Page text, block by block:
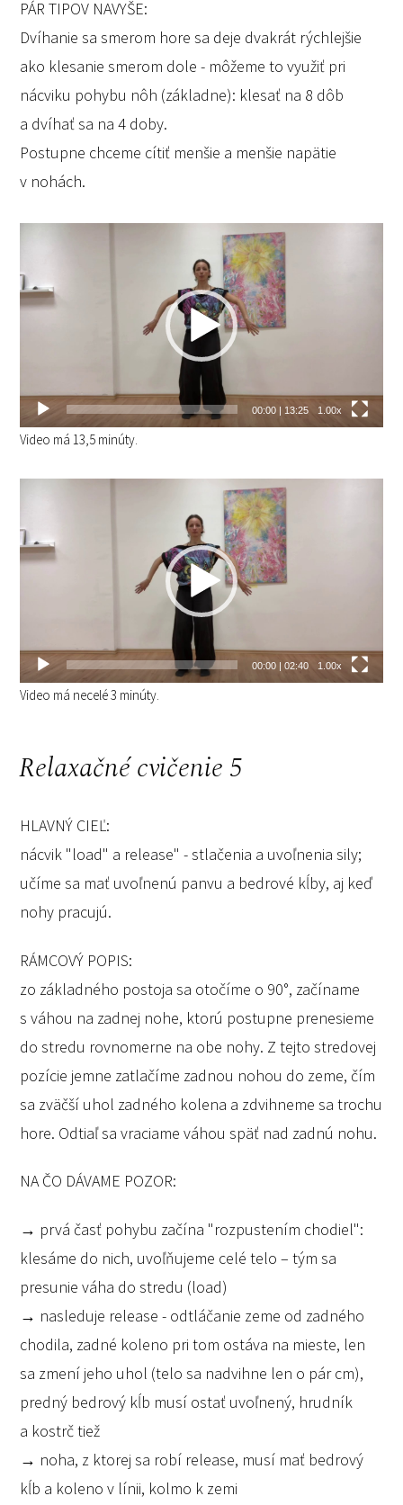
PÁR TIPOV NAVYŠE:
Dvíhanie sa smerom hore sa deje dvakrát rýchlejšie
ako klesanie smerom dole - môžeme to využiť pri
nácviku pohybu nôh (základne): klesať na 8 dôb
a dvíhať sa na 4 doby.
Postupne chceme cítiť menšie a menšie napätie
v nohách.
00:00| 13:25 1.00x
Video má 13,5 minúty.
00:00| 02:40 1.00x
Video má necelé 3 minúty.
Relaxačné cvičenie 5
HLAVNÝ CIEĽ:
nácvik "load" a release" - stlačenia a uvoľnenia sily;
učíme sa mať uvoľnenú panvu a bedrové kĺby, aj keď
nohy pracujú.
RÁMCOVÝ POPIS:
zo základného postoja sa otočíme o 90°, začíname
s váhou na zadnej nohe, ktorú postupne prenesieme
do stredu rovnomerne na obe nohy. Z tejto stredovej
pozície jemne zatlačíme zadnou nohou do zeme, čím
sa zväčší uhol zadného kolena a zdvihneme sa trochu
hore. Odtiaľ sa vraciame váhou späť nad zadnú nohu.
NA ČO DÁVAME POZOR:
→ prvá časť pohybu začína "rozpustením chodiel":
klesáme do nich, uvoľňujeme celé telo – tým sa
presunie váha do stredu (load)
→ nasleduje release - odtláčanie zeme od zadného
chodila, zadné koleno pri tom ostáva na mieste, len
sa zmení jeho uhol (telo sa nadvihne len o pár cm),
predný bedrový kĺb musí ostať uvoľnený, hrudník
a kostrč tiež
→ noha, z ktorej sa robí release, musí mať bedrový
kĺb a koleno v línii, kolmo k zemi